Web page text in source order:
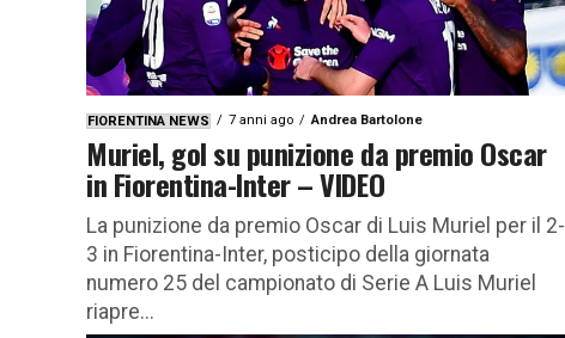
FIORENTINA NEWS 7 anni ago Andrea Bartolone
Muriel, gol su punizione da premio Oscar
in Fiorentina-Inter – VIDEO
La punizione da premio Oscar di Luis Muriel per il 2-
3 in Fiorentina-Inter, posticipo della giornata
numero 25 del campionato di Serie A Luis Muriel
riapre...